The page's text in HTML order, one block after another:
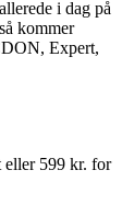
i dag på
kommer
Expert,
eller 599 kr. for